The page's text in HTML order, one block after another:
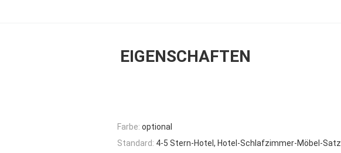
EIGENSCHAFTEN
Farbe: optional
Standard: 4-5 Stern-Hotel, Hotel-Schlafzimmer-Möbel-Satz